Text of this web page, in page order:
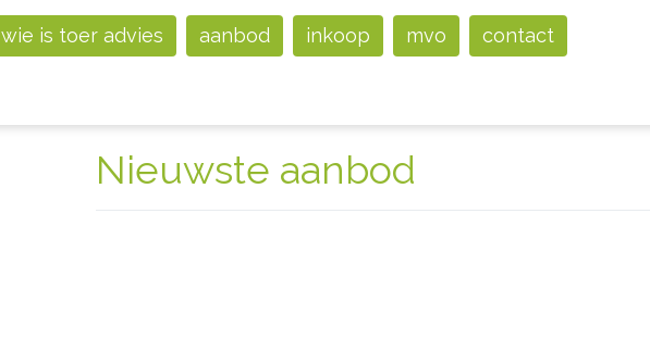
wie is toer advies aanbod inkoop mvo contact
Nieuwste aanbod